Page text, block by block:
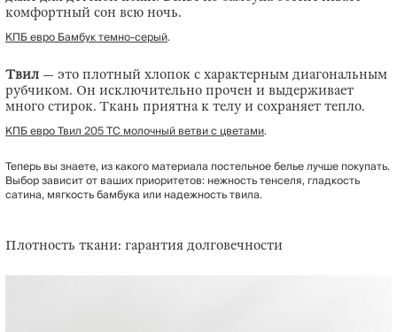
комфортный сон всю ночь.
КПБ евро Бамбук темно-серый.
Твил — это плотный хлопок с характерным диагональным
рубчиком. Он исключительно прочен и выдерживает
много стирок. Ткань приятна к телу и сохраняет тепло.
КПБ евро Твил 205 ТС молочный ветви с цветами.
Теперь вы знаете, из какого материала постельное белье лучше покупать.
Выбор зависит от ваших приоритетов: нежность тенселя, гладкость
сатина, мягкость бамбука или надежность твила.
Плотность ткани: гарантия долговечности